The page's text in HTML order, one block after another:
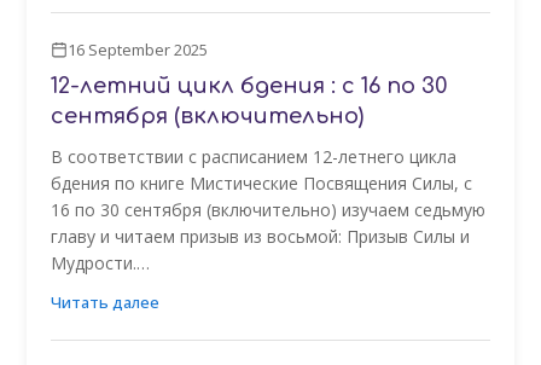
16 September 2025
12-летний цикл бдения : с 16 по 30
сентября (включительно)
В соответствии с расписанием 12-летнего цикла
бдения по книге Мистические Посвящения Силы, с
16 по 30 сентября (включительно) изучаем седьмую
главу и читаем призыв из восьмой: Призыв Силы и
Мудрости.…
Читать далее